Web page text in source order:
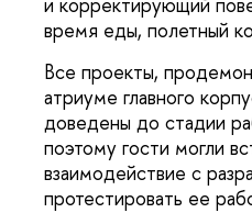
время еды, полетный
Все проекты,
атриуме главного
доведены до стадии
поэтому гости могли
взаимодействие с
протестировать ее